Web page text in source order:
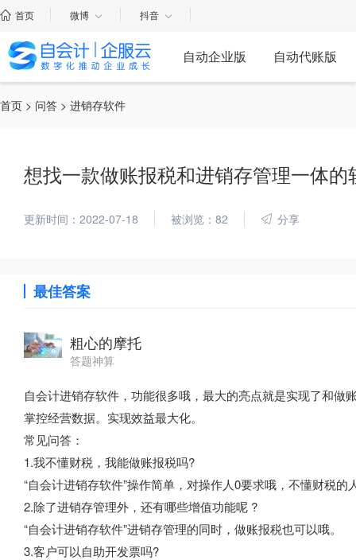
首页 微博 抖音
自动企业版 自动代账版
首页 > 问答 > 进销存软件
想找一款做账报税和进销存管理一体的
更新时间：2022-07-18 被浏览：82 分享
最佳答案
粗心的摩托
答题神算
自会计进销存软件，功能很多哦，最大的亮点就是实现了和
掌控经营数据。实现效益最大化。
常见问答：
1.我不懂财税，我能做账报税吗?
“自会计进销存软件”操作简单，对操作人0要求哦，不懂财税的
2.除了进销存管理外，还有哪些增值功能呢 ?
“自会计进销存软件”进销存管理的同时，做账报税也可以哦。
3.客户可以自助开发票吗?